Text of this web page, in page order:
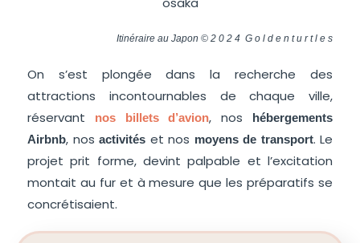
Itinéraire au Japon © 2 0 2 4 G o l d e n t u r t l e s
On s’est plongée dans la recherche des
attractions incontournables de chaque ville,
réservant
nos billets d’avion, nos
hébergements
Airbnb, nos activités et nos moyens de transport. Le
projet prit forme, devint palpable et l’excitation
montait au fur et à mesure que les préparatifs se
concrétisaient.